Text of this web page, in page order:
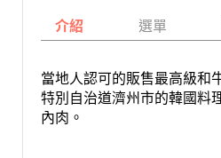
介紹 選單
當地人認可的販售最高級和
特別自治道濟州市的韓國料
內肉。